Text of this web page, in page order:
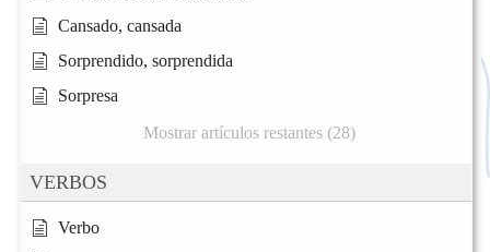
Cansado, cansada
Sorprendido, sorprendida
Sorpresa
Mostrar artículos restantes (28)
VERBOS
Verbo